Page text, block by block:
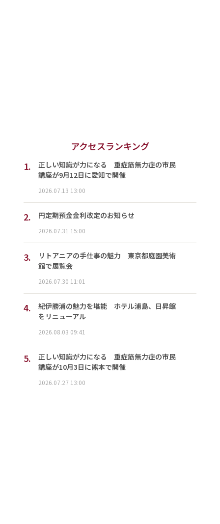
アクセスランキング
1.
正しい知識が力になる 重症筋無力症の市民
講座が9月12日に愛知で開催
2026.07.13 13:00
2. 円定期預金金利改定のお知らせ
2026.07.31 15:00
3.
リトアニアの手仕事の魅力 東京都庭園美術
館で展覧会
2026.07.30 11:01
4.
紀伊勝浦の魅力を堪能 ホテル浦島、日昇館
をリニューアル
2026.08.03 09:41
5.
正しい知識が力になる 重症筋無力症の市民
講座が10月3日に熊本で開催
2026.07.27 13:00